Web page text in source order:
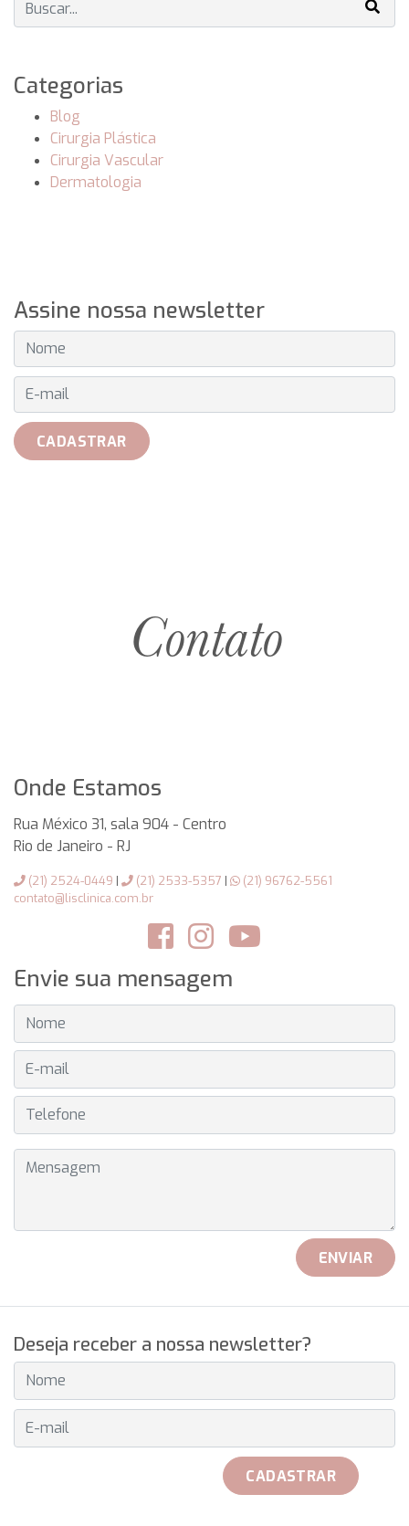
Categorias
Blog
Cirurgia Plástica
Cirurgia Vascular
Dermatologia
Assine nossa newsletter
E-MAIL
CADASTRAR
Contato
Onde Estamos
Rua México 31, sala 904 - Centro
Rio de Janeiro - RJ
(21) 2524-0449 | (21) 2533-5357 |
(21) 96762-5561
contato@lisclinica.com.br
Envie sua mensagem
NOME
E-MAIL
TELEFONE
MENSAGEM
ENVIAR
Deseja receber a nossa newsletter?
E-MAIL
CADASTRAR